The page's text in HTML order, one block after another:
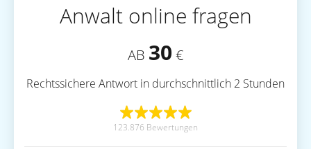
Anwalt online fragen
AB 30 €
Rechtssichere Antwort in durchschnittlich 2 Stunden
123.876 Bewertungen